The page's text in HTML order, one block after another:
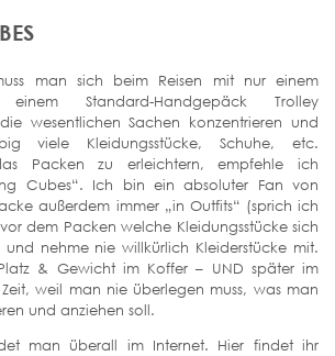
man sich beim Reisen mit nur einem
Standard-Handgepäck Trolley
wesentlichen Sachen konzentrieren und
viele Kleidungsstücke, Schuhe, etc.
Packen zu erleichtern, empfehle ich
Cubes“. Ich bin ein absoluter Fan von
außerdem immer „in Outfits“ (sprich ich
dem Packen welche Kleidungsstücke sich
und nehme nie willkürlich Kleiderstücke mit.
& Gewicht im Koffer – UND später im
weil man nie überlegen muss, was man
und anziehen soll.
man überall im Internet. Hier findet ihr